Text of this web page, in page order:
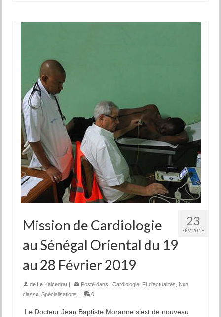
23
FÉV 2019
Mission de Cardiologie
au Sénégal Oriental du 19
au 28 Février 2019
de Le Kaicedrat | Posté dans : Cardiologie Fil d'actualités
Non
classé Spécialisations | 0
Le Docteur Jean Baptiste Moranne s’est de nouveau